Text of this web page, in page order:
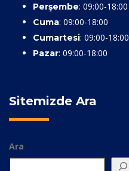
Perşembe: 09:00-18:00
Cuma: 09:00-18:00
Cumartesi: 09:00-18:00
Pazar: 09:00-18:00
Sitemizde Ara
Ara